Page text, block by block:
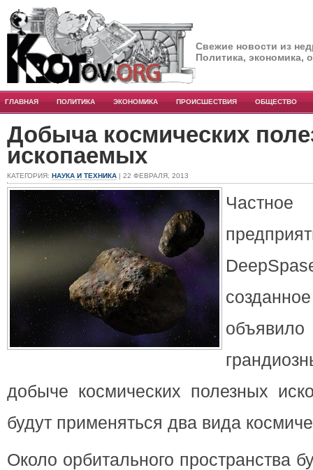
Свежие новости из
Политика, экономика,
ГЛАВНАЯ ПОЛИТИКА ЭКОНОМИКА ПРОИСШЕСТВИЯ ОБЩЕСТВО
Добыча космических
ископаемых
КАТЕГОРИЯ: НАУКА И ТЕХНИКА | 22 ФЕВРАЛЯ, 2013
добыче космических полезных
будут применяться два вида
Около орбитального пространства